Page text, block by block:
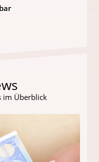
im Überblick